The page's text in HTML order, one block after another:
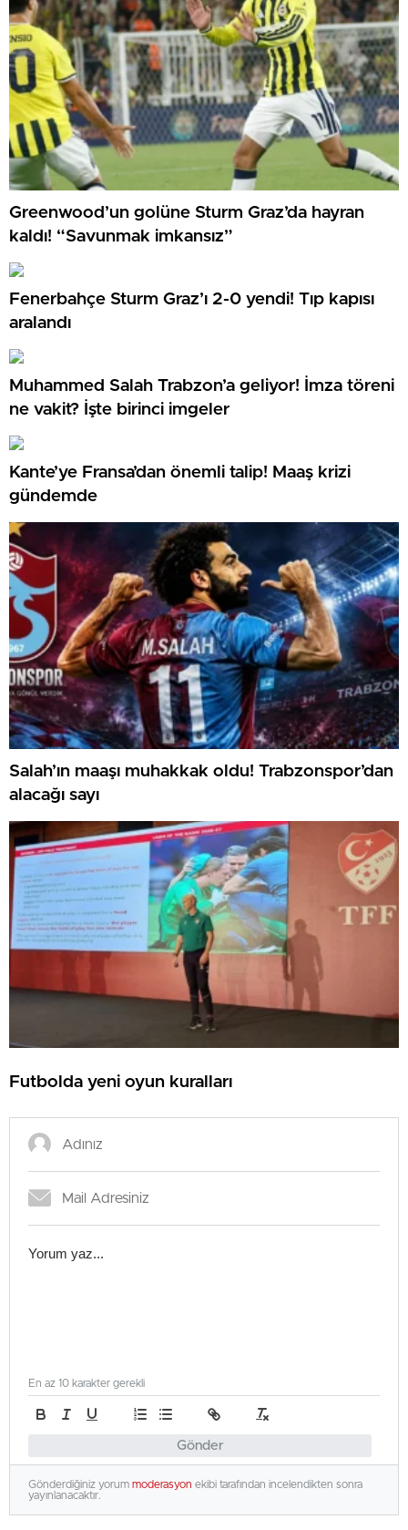
Greenwood’un golüne Sturm Graz’da hayran
kaldı! “Savunmak imkansız”
Fenerbahçe Sturm Graz’ı 2-0 yendi! Tıp kapısı
aralandı
Muhammed Salah Trabzon’a geliyor! İmza töreni
ne vakit? İşte birinci imgeler
Kante’ye Fransa’dan önemli talip! Maaş krizi
gündemde
Salah’ın maaşı muhakkak oldu! Trabzonspor’dan
alacağı sayı
Futbolda yeni oyun kuralları
Gönder
En az 10 karakter gerekli
Gönderdiğiniz yorum moderasyon ekibi tarafından incelendikten sonra
yayınlanacaktır.